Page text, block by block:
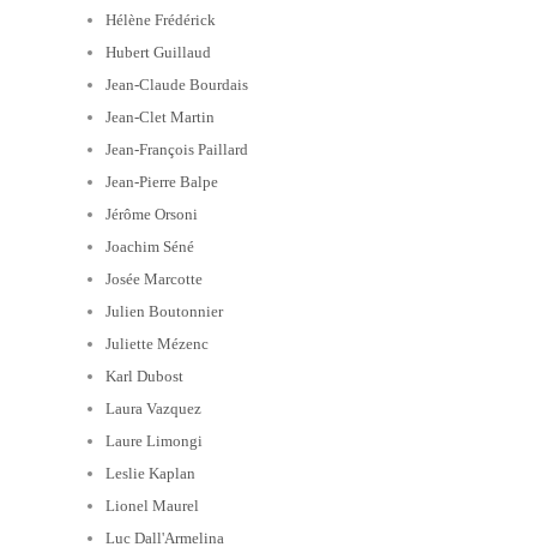
Hélène Frédérick
Hubert Guillaud
Jean-Claude Bourdais
Jean-Clet Martin
Jean-François Paillard
Jean-Pierre Balpe
Jérôme Orsoni
Joachim Séné
Josée Marcotte
Julien Boutonnier
Juliette Mézenc
Karl Dubost
Laura Vazquez
Laure Limongi
Leslie Kaplan
Lionel Maurel
Luc Dall'Armelina